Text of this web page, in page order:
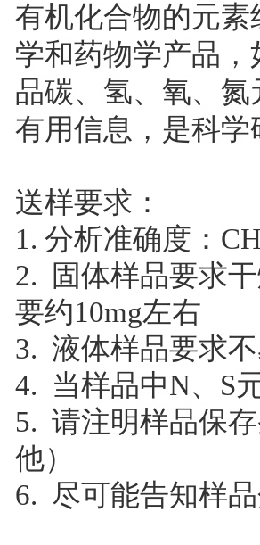
有机化合物的元
学和药物学产品
品碳、氢、氧、
有用信息，是科
送样要求：
1. 分析准确度：
2. 固体样品要求
要约10mg左右
3. 液体样品要求
4. 当样品中N、S
5. 请注明样品保
他）
6. 尽可能告知样